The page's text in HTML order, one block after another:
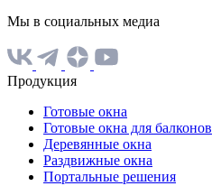
Мы в социальных медиа
Продукция
Готовые окна
Готовые окна для балконов
Деревянные окна
Раздвижные окна
Портальные решения